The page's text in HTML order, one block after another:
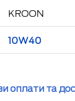
KROON
10W40
оплати та